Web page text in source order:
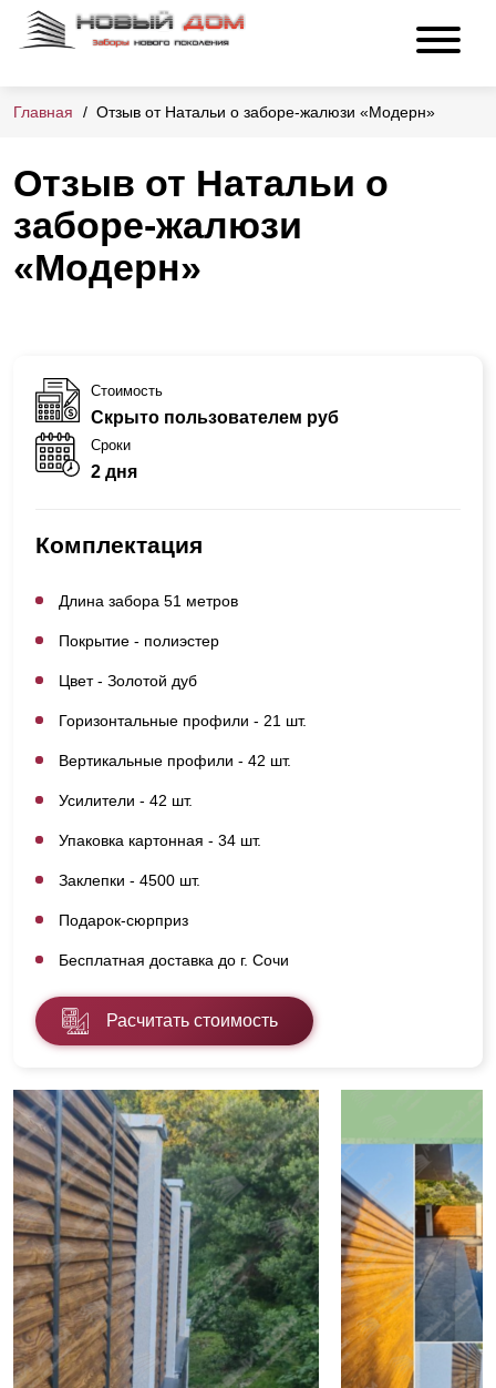
Главная Отзыв от Натальи о заборе-жалюзи «Модерн»
Отзыв от Натальи о
заборе-жалюзи
«Модерн»
Стоимость
Скрыто пользователем руб
Сроки
2 дня
Комплектация
Длина забора 51 метров
Покрытие - полиэстер
Цвет - Золотой дуб
Горизонтальные профили - 21 шт.
Вертикальные профили - 42 шт.
Усилители - 42 шт.
Упаковка картонная - 34 шт.
Заклепки - 4500 шт.
Подарок-сюрприз
Бесплатная доставка до г. Сочи
Расчитать стоимость